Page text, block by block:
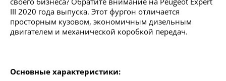
III 2020 года выпуска. Этот фургон отличается
просторным кузовом, экономичным дизельным
двигателем и механической коробкой передач.
Основные характеристики: